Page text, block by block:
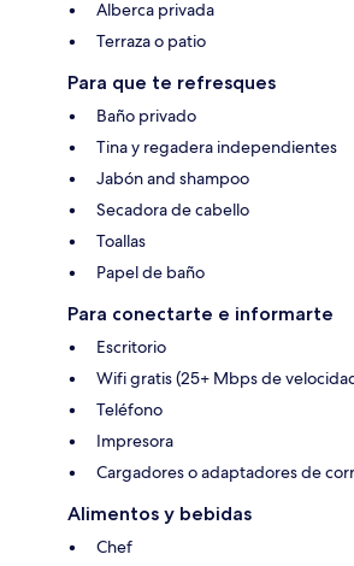
Alberca privada
Terraza o patio
Para que te refresques
Baño privado
Tina y regadera independientes
Jabón and shampoo
Secadora de cabello
Toallas
Papel de baño
Para conectarte e informarte
Escritorio
Wifi gratis (25+ Mbps de
Teléfono
Impresora
Cargadores o adaptadores de
Alimentos y bebidas
Chef